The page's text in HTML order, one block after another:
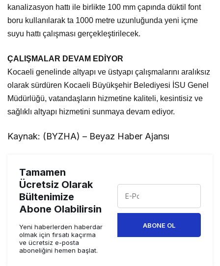
kanalizasyon hattı ile birlikte 100 mm çapında düktil font
boru kullanılarak ta 1000 metre uzunluğunda yeni içme
suyu hattı çalışması gerçekleştirilecek.
ÇALIŞMALAR DEVAM EDİYOR
Kocaeli genelinde altyapı ve üstyapı çalışmalarını aralıksız
olarak sürdüren Kocaeli Büyükşehir Belediyesi İSU Genel
Müdürlüğü, vatandaşların hizmetine kaliteli, kesintisiz ve
sağlıklı altyapı hizmetini sunmaya devam ediyor.
Kaynak: (BYZHA) – Beyaz Haber Ajansı
Tamamen
Ücretsiz Olarak
Bültenimize
Abone Olabilirsin
Yeni haberlerden haberdar
olmak için fırsatı kaçırma
ve ücretsiz e-posta
aboneliğini hemen başlat.
ABONE OL